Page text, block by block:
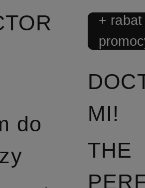
do
+ rabat
MI!
THE